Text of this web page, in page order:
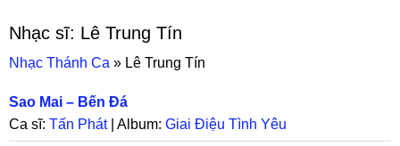
Nhạc sĩ: Lê Trung Tín
Nhạc Thánh Ca » Lê Trung Tín
Sao Mai – Bến Đá
Ca sĩ: Tấn Phát| Album: Giai Điệu Tình Yêu